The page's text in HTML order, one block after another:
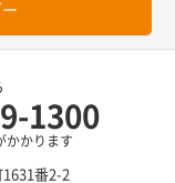
1300
かかります
番2-2